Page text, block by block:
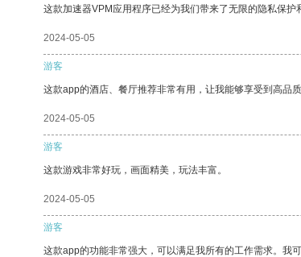
这款加速器VPM应用程序已经为我们带来了无限的隐私保护
2024-05-05
游客
这款app的酒店、餐厅推荐非常有用，让我能够享受到高品质
2024-05-05
游客
这款游戏非常好玩，画面精美，玩法丰富。
2024-05-05
游客
这款app的功能非常强大，可以满足我所有的工作需求。我